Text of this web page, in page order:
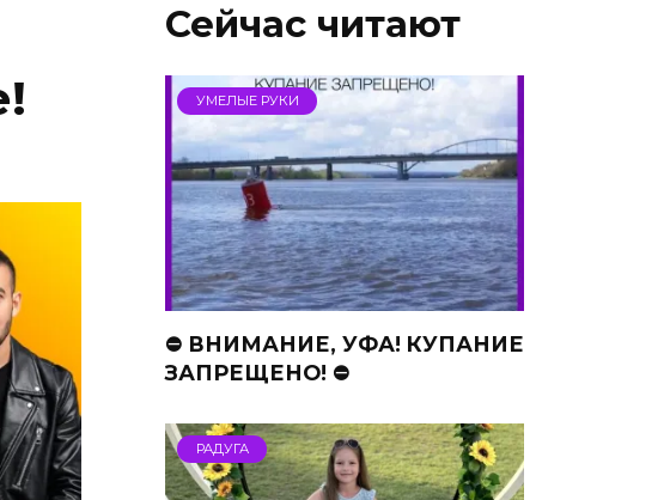
Сейчас читают
УМЕЛЫЕ РУКИ
⛔ ВНИМАНИЕ, УФА! КУПАНИЕ
ЗАПРЕЩЕНО! ⛔
РАДУГА